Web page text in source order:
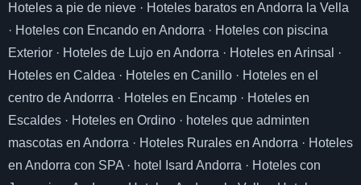
Hoteles a pie de nieve · Hoteles baratos en Andorra la Vella
· Hoteles con Encando en Andorra · Hoteles con piscina
Exterior · Hoteles de Lujo en Andorra · Hoteles en Arinsal ·
Hoteles en Caldea · Hoteles en Canillo · Hoteles en el
centro de Andorrra · Hoteles en Encamp · Hoteles en
Escaldes · Hoteles en Ordino · hoteles que adminten
mascotas en Andorra · Hoteles Rurales en Andorra · Hoteles
en Andorra con SPA· hotel Isard Andorra · Hoteles con